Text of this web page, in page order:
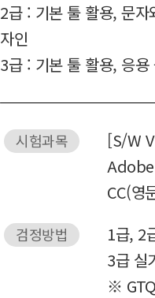
2급 : 기본 툴 활용, 문
자인
3급 : 기본 툴 활용, 응
시험과목
[S/W
CC(영
검정방법
1급, 2
3급 실
※